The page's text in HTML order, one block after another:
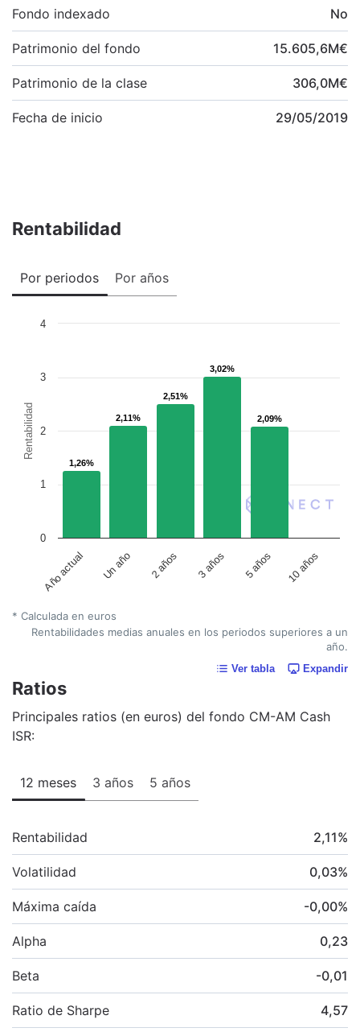
Fondo indexado No
Patrimonio del fondo 15.605,6M€
Patrimonio de la clase 306,0M€
Fecha de inicio 29/05/2019
Rentabilidad
Por periodos Por años
Rentabilidad
1,26%
1,26%
2,11%
2,11%
2,51%
2,51%
3,02%
3,02%
2,09%
2,09%
Año actual Un año 2 años 3 años 5 años 10 años
0
1
2
3
4
* Calculada en euros
Rentabilidades medias anuales en los periodos superiores a un
año.
Ver tabla Expandir
Ratios
Principales ratios (en euros) del fondo CM-AM Cash
ISR:
12 meses 3 años 5 años
Rentabilidad 2,11%
Volatilidad 0,03%
Máxima caída -0,00%
Alpha 0,23
Beta -0,01
Ratio de Sharpe 4,57